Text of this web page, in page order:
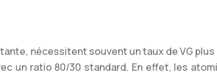
nécessitent souvent un taux de VG plus
un ratio 80/30 standard. En effet, les